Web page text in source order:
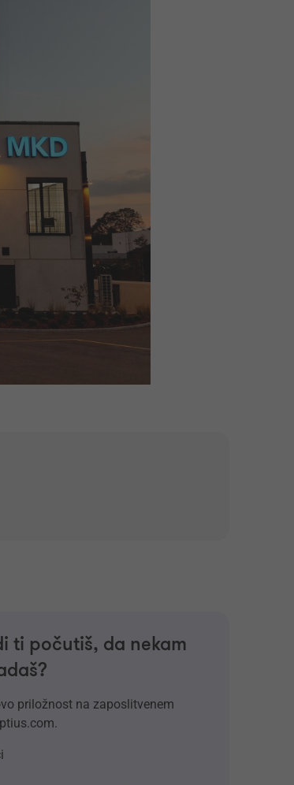
ti počutiš, da nekam
priložnost na zaposlitvenem